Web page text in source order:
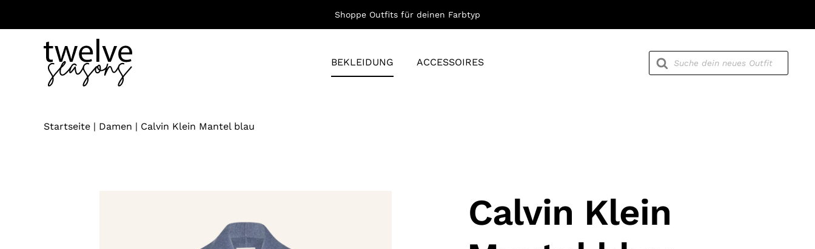
Shoppe Outfits für deinen Farbtyp
BEKLEIDUNG ACCESSOIRES
Products
search
Startseite| Damen | Calvin Klein Mantel blau
Calvin Klein